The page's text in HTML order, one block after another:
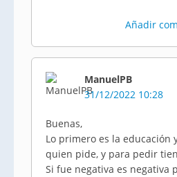
Añadir
ManuelPB
31/12/2022 10:28
Buenas,
Lo primero es la educación
quien pide, y para pedir
Si fue negativa es negativa